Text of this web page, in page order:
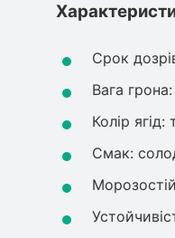
Срок
Вага
Колір
Смак: